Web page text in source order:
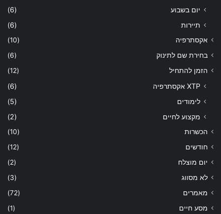
יום בשבוע
(6)
תיירות
(6)
אקסתרפיה
(10)
בחירת שם לתינוק
(6)
הזמן להתחיל
(12)
XTP אקסתרפיה
(6)
לימודים
(5)
מקצוע לחיים
(2)
הכשרות
(10)
חודשים
(12)
יום מוצלח
(2)
לא מסווג
(3)
מאמרים
(72)
מסע חיים
(1)